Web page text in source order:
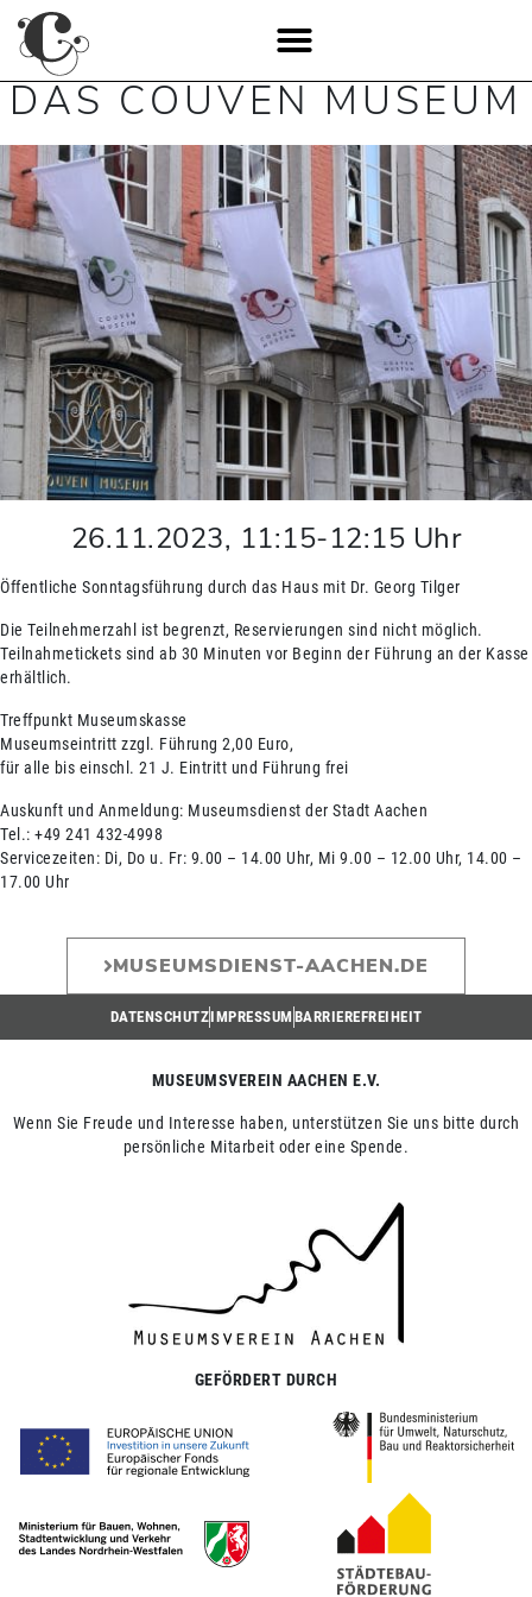
DAS COUVEN MUSEUM
26.11.2023, 11:15-12:15 Uhr
Öffentliche Sonntagsführung durch das Haus mit Dr. Georg Tilger
Die Teilnehmerzahl ist begrenzt, Reservierungen sind nicht möglich.
Teilnahmetickets sind ab 30 Minuten vor Beginn der Führung an der Kasse
erhältlich.
Treffpunkt Museumskasse
Museumseintritt zzgl. Führung 2,00 Euro,
für alle bis einschl. 21 J. Eintritt und Führung frei
Auskunft und Anmeldung: Museumsdienst der Stadt Aachen
Tel.: +49 241 432-4998
Servicezeiten: Di, Do u. Fr: 9.00 – 14.00 Uhr, Mi 9.00 – 12.00 Uhr, 14.00 –
17.00 Uhr
MUSEUMSDIENST-AACHEN.DE
DATENSCHUTZIMPRESSUM BARRIEREFREIHEIT
MUSEUMSVEREIN AACHEN E.V.
Wenn Sie Freude und Interesse haben, unterstützen Sie uns bitte durch
persönliche Mitarbeit oder eine Spende.
GEFÖRDERT DURCH